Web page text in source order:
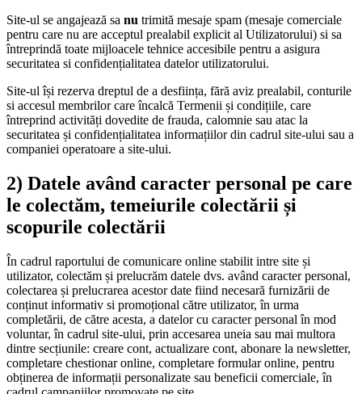
Site-ul se angajează sa nu trimită mesaje spam (mesaje comerciale
pentru care nu are acceptul prealabil explicit al Utilizatorului) si sa
întreprindă toate mijloacele tehnice accesibile pentru a asigura
securitatea si confidențialitatea datelor utilizatorului.
Site-ul își rezerva dreptul de a desființa, fără aviz prealabil, conturile
si accesul membrilor care încalcă Termenii și condițiile, care
întreprind activități dovedite de frauda, calomnie sau atac la
securitatea și confidențialitatea informațiilor din cadrul site-ului sau a
companiei operatoare a site-ului.
2) Datele având caracter personal pe care
le colectăm, temeiurile colectării și
scopurile colectării
În cadrul raportului de comunicare online stabilit intre site și
utilizator, colectăm și prelucrăm datele dvs. având caracter personal,
colectarea și prelucrarea acestor date fiind necesară furnizării de
conținut informativ si promoțional către utilizator, în urma
completării, de către acesta, a datelor cu caracter personal în mod
voluntar, în cadrul site-ului, prin accesarea uneia sau mai multora
dintre secțiunile: creare cont, actualizare cont, abonare la newsletter,
completare chestionar online, completare formular online, pentru
obținerea de informații personalizate sau beneficii comerciale, în